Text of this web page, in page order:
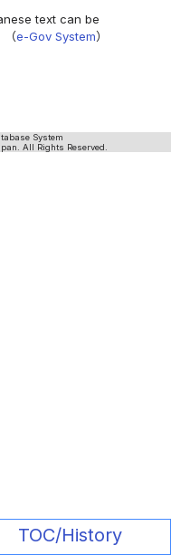
text can be
（e-Gov System）
System
All Rights Reserved.
TOC/History